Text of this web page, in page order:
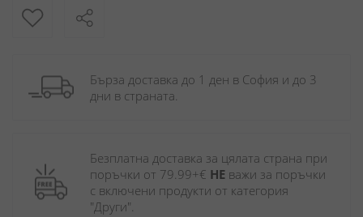
Бърза доставка до 1 ден в София и до 3
дни в страната.
Безплатна доставка за цялата страна при
поръчки от 79.99+€ НЕ важи за поръчки
с включени продукти от категория
"Други".